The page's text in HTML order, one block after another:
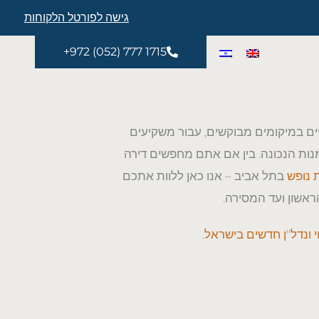
גישה לפורטל הלקוחות
+972 (052) 777 1715הפעילים ביותר בישראל – עם
במיקומים מבוקשים, עבור משקיעים
הנכונה. בין אם אתם מחפשים דירה
נופש בתל אביב – אנו כאן ללוות אתכם
ועד המסירה.
ונדל"ן חדשים בישראל.